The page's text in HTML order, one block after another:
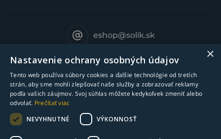
eshop@solik.sk
×
Nastavenie ochrany osobných údajov
Tento web používa súbory cookies a ďalšie technológie od tretích
strán, aby sme mohli zlepšovať naše služby a zobrazovať reklamy
podľa vašich záujmov. Svoj súhlas môžete kedykoľvek zmeniť alebo
odvolať. Prečítať viac
NEVYHNUTNÉ
VÝKONNOSŤ